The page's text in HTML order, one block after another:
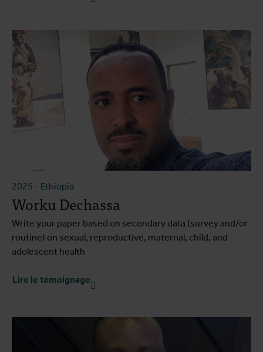
2025 - Ethiopia
Worku Dechassa
Write your paper based on secondary data (survey and/or
routine) on sexual, reproductive, maternal, child, and
adolescent health
Lire le témoignage